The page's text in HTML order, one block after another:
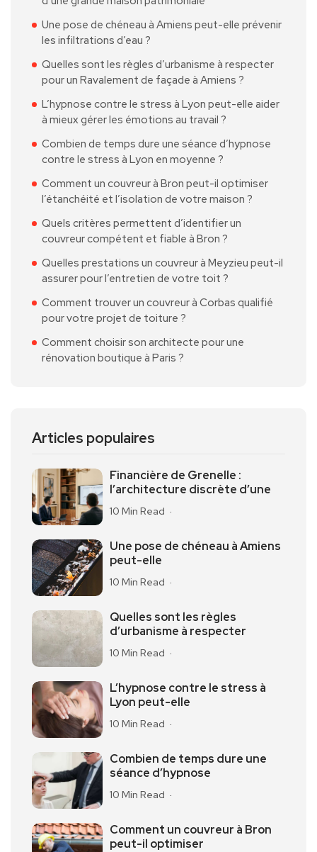
Une pose de chéneau à Amiens peut-elle prévenir
les infiltrations d’eau ?
Quelles sont les règles d’urbanisme à respecter
pour un Ravalement de façade à Amiens ?
L’hypnose contre le stress à Lyon peut-elle aider
à mieux gérer les émotions au travail ?
Combien de temps dure une séance d’hypnose
contre le stress à Lyon en moyenne ?
Comment un couvreur à Bron peut-il optimiser
l’étanchéité et l’isolation de votre maison ?
Quels critères permettent d’identifier un
couvreur compétent et fiable à Bron ?
Quelles prestations un couvreur à Meyzieu peut-il
assurer pour l’entretien de votre toit ?
Comment trouver un couvreur à Corbas qualifié
pour votre projet de toiture ?
Comment choisir son architecte pour une
rénovation boutique à Paris ?
Articles populaires
Financière de Grenelle :
l’architecture discrète d’une
10 Min Read
Une pose de chéneau à Amiens
peut-elle
10 Min Read
Quelles sont les règles
d’urbanisme à respecter
10 Min Read
L’hypnose contre le stress à
Lyon peut-elle
10 Min Read
Combien de temps dure une
séance d’hypnose
10 Min Read
Comment un couvreur à Bron
peut-il optimiser